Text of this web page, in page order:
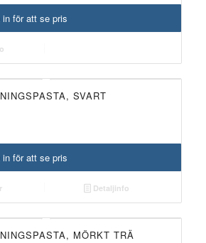
in för att se pris
SVART
in för att se pris
Detaljinfo
UTGÅTT!
MÖRKT TRÄ